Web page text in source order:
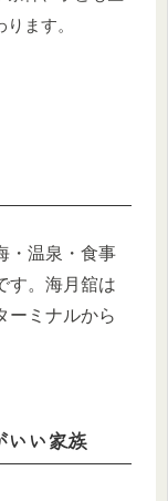
ます。
・温泉・食事
す。海月舘は
ーミナルから
いい家族